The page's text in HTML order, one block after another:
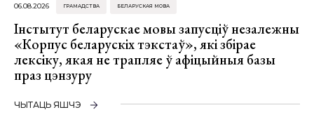
06.08.2026 ГРАМАДСТВА БЕЛАРУСКАЯ МОВА
Інстытут беларускае мовы запусціў незалежны
«Корпус беларускіх тэкстаў», які збірае
лексіку, якая не трапляе ў афіцыйныя базы
праз цэнзуру
ЧЫТАЦЬ ЯШЧЭ